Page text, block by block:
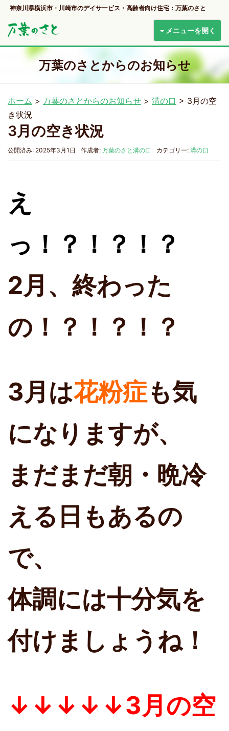
神奈川県横浜市・川崎市のデイサービス・高齢者向け住宅：万葉のさと
メニューを開く
万葉のさとからのお知らせ
ホーム > 万葉のさとからのお知らせ > 溝の口 > 3月の空
き状況
3月の空き状況
公開済み: 2025年3月1日 作成者: 万葉のさと溝の口 カテゴリー: 溝の口
え
っ！？！？！？
2月、終わった
の！？！？！？
3月は花粉症も気
になりますが、
まだまだ朝・晩冷
える日もあるの
で、
体調には十分気を
付けましょうね！
↓↓↓↓↓3月の空